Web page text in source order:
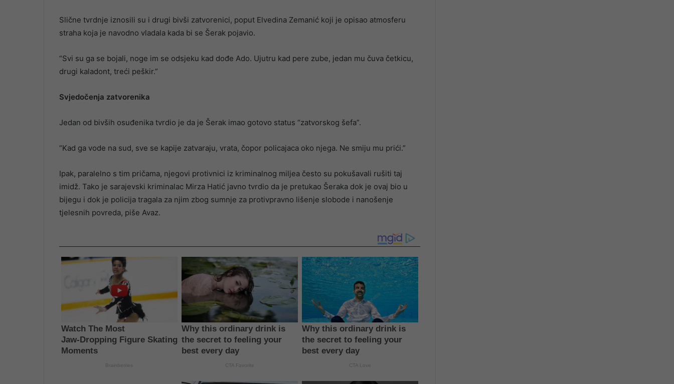
Slične tvrdnje iznosili su i drugi bivši zatvorenici, poput Elvedina Zemanić koji je opisao atmosferu
straha koja je navodno vladala kada bi se Šerak pojavio.
“Svi su ga se bojali, noge im se odsjeku kad dođe Ado. Ujutru kad pere zube, jedan mu čuva četkicu,
drugi kaladont, treći peškir.”
Svjedočenja zatvorenika
Jedan od bivših osuđenika tvrdio je da je Šerak imao gotovo status “zatvorskog šefa”.
“Kad ga vode na sud, sve se kapije zatvaraju, vrata, čopor policajaca oko njega. Ne smiju mu prići.”
Ipak, paralelno s tim pričama, njegovi protivnici iz kriminalnog miljea često su pokušavali rušiti taj
imidž. Tako je sarajevski kriminalac Mirza Hatić javno tvrdio da je pretukao Šeraka dok je ovaj bio u
bijegu i dok je policija tragala za njim zbog sumnje za protivpravno lišenje slobode i nanošenje
tjelesnih povreda, piše Avaz.